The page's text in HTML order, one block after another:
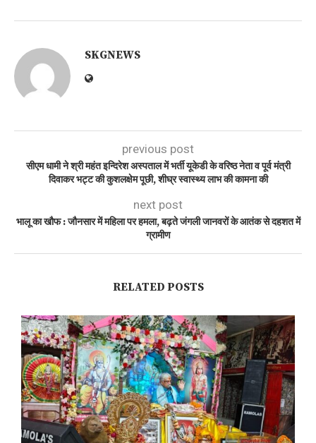
SKGNEWS
previous post
सीएम धामी ने श्री महंत इन्दिरेश अस्पताल में भर्ती यूकेडी के वरिष्ठ नेता व पूर्व मंत्री
दिवाकर भट्ट की कुशलक्षेम पूछी, शीघ्र स्वास्थ्य लाभ की कामना की
next post
भालू का खौफ : जौनसार में महिला पर हमला, बढ़ते जंगली जानवरों के आतंक से दहशत में
ग्रामीण
RELATED POSTS